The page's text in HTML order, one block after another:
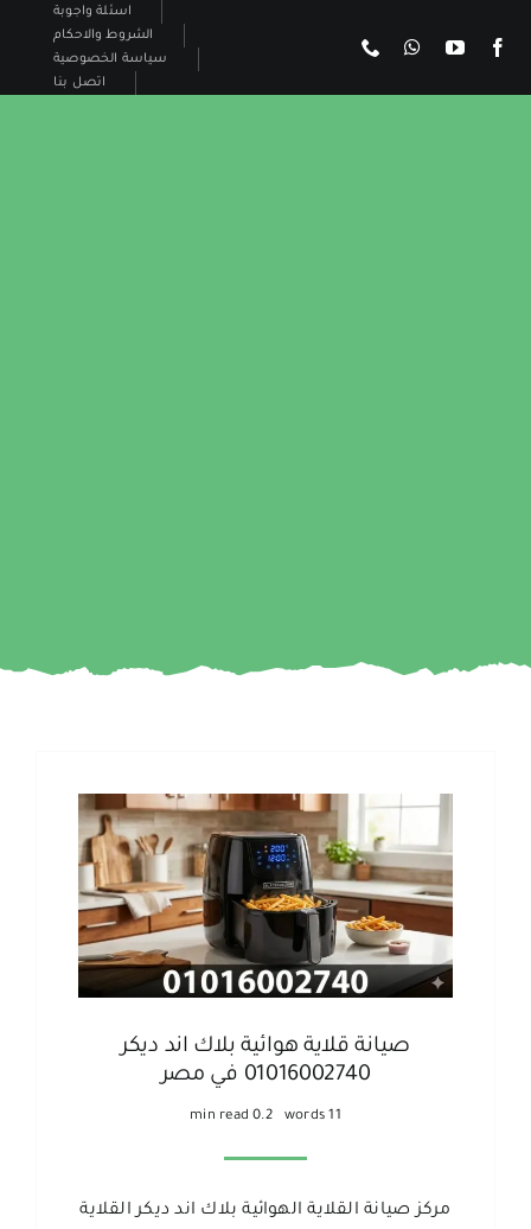
اسئلة واجوبة
الشروط والاحكام
سياسة الخصوصية
اتصل بنا
صيانة قلاية هوائية بلاك اند ديكر
01016002740 في مصر
11 words
0.2 min read
مركز صيانة القلاية الهوائية بلاك اند ديكر القلاية